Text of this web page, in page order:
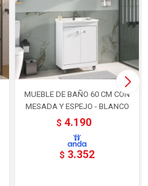
MUEBLE DE BAÑO 60 CM CON
MESADA Y ESPEJO - BLANCO
$ 4.190
$ 3.352